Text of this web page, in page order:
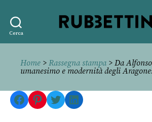
Cerca
editore
Home > Rassegna stampa> Da
umanesimo e modernità degli
Facebook
Pinterest
TwitterLinkedIn